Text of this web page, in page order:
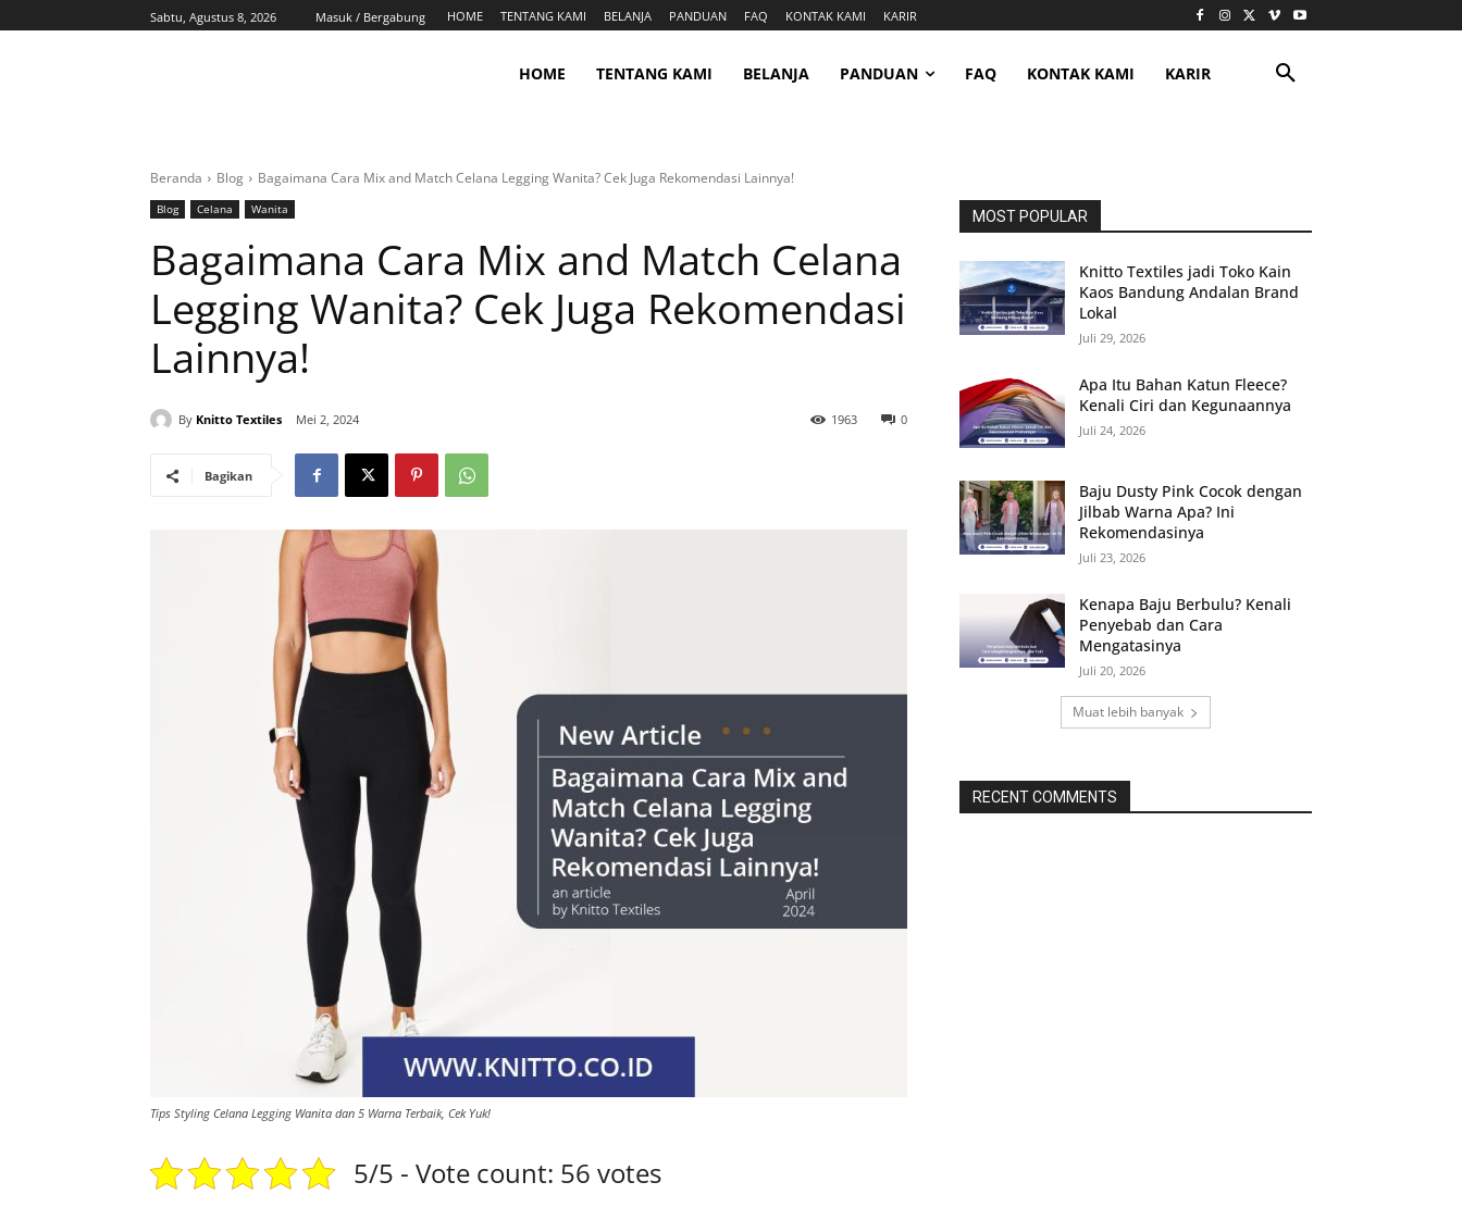
Sabtu, Agustus 8, 2026 Masuk / Bergabung HOME TENTANG KAMI BELANJA PANDUAN FAQ KONTAK KAMI KARIR
HOME TENTANG KAMI BELANJA PANDUAN FAQ KONTAK KAMI KARIR
Beranda Blog Bagaimana Cara Mix and Match Celana Legging Wanita? Cek Juga Rekomendasi Lainnya!
Blog Celana Wanita
Bagaimana Cara Mix and Match Celana
Legging Wanita? Cek Juga Rekomendasi
Lainnya!
By Knitto Textiles Mei 2, 2024 0
1963
Bagikan
Tips Styling Celana Legging Wanita dan 5 Warna Terbaik, Cek Yuk!
5/5 - Vote count: 56 votes
MOST POPULAR
Knitto Textiles jadi Toko Kain
Kaos Bandung Andalan Brand
Lokal
Juli 29, 2026
Apa Itu Bahan Katun Fleece?
Kenali Ciri dan Kegunaannya
Juli 24, 2026
Baju Dusty Pink Cocok dengan
Jilbab Warna Apa? Ini
Rekomendasinya
Juli 23, 2026
Kenapa Baju Berbulu? Kenali
Penyebab dan Cara
Mengatasinya
Juli 20, 2026
Muat lebih banyak
RECENT COMMENTS